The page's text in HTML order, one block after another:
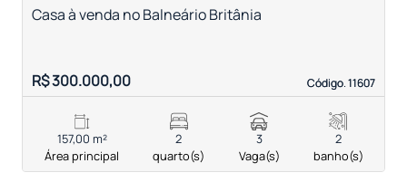
Código. 11607
Código. 11607
Casa à venda no Balneário Britânia
R$ 300.000,00
157,00 m²
Área principal
2
quarto(s)
3
Vaga(s)
2
banho(s)